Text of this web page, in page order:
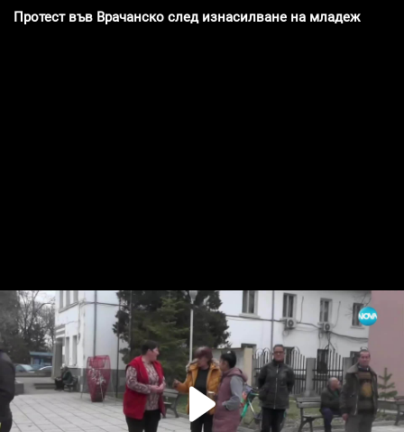
Протест във Врачанско след изнасилване на младеж